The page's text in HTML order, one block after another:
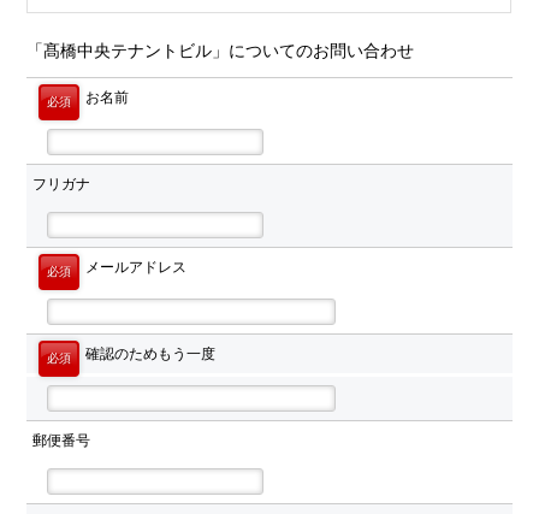
「髙橋中央テナントビル」についてのお問い合わせ
必須 お名前
フリガナ
必須 メールアドレス
必須 確認のためもう一度
郵便番号